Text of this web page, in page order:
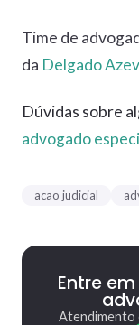
Time de
da Delgado
Dúvidas sobre
advogado
acao judicial
Entre
Atendimento